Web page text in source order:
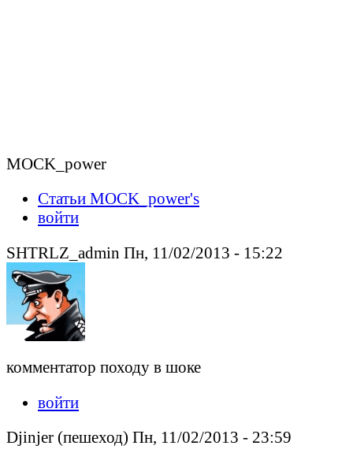
MOCK_power
Статьи MOCK_power's
войти
SHTRLZ_admin Пн, 11/02/2013 - 15:22
комментатор походу в шоке
войти
Djinjer (пешеход) Пн, 11/02/2013 - 23:59